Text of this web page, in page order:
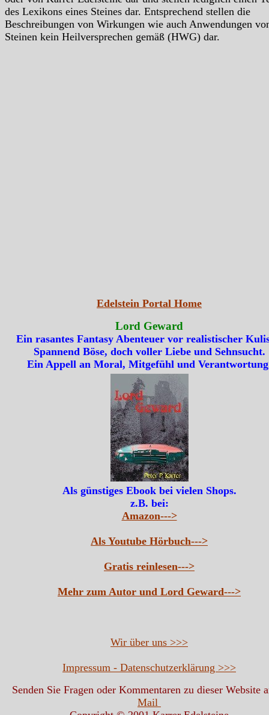
des Lexikons eines Steines dar. Entsprechend stellen die
Beschreibungen von Wirkungen wie auch Anwendungen
Steinen kein Heilversprechen gemäß (HWG) dar.
Edelstein Portal Home
Lord Geward
Ein rasantes Fantasy Abenteuer vor realistischer
Spannend Böse, doch voller Liebe und Sehnsucht.
Ein Appell an Moral, Mitgefühl und
Als günstiges Ebook bei vielen Shops.
z.B. bei:
Amazon--->
Als Youtube Hörbuch--->
Gratis reinlesen--->
Mehr zum Autor und Lord Geward--->
Wir über uns >>>
Impressum - Datenschutzerklärung >>>
Senden Sie Fragen oder Kommentaren zu dieser Website
Mail